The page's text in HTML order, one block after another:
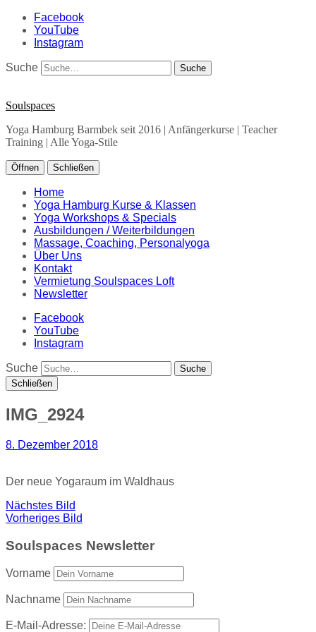
Facebook
YouTube
Instagram
Suche
Soulspaces
Yoga Hamburg Barmbek seit 2016 | Anfängerkurse | Teacher
Training | Alle Yoga-Stile
Öffnen Schließen
Home
Yoga Hamburg Kurse & Klassen
Yoga Workshops & Specials
Ausbildungen / Weiterbildungen
Massage, Coaching, Personalyoga
Über Uns
Kontakt
Vermietung Soulspaces Loft
Newsletter
Facebook
YouTube
Instagram
Suche
Schließen
IMG_2924
8. Dezember 2018
Der neue Yogaraum im Waldhaus
Nächstes Bild
Vorheriges Bild
Soulspaces Newsletter
Vorname
Nachname
E-Mail-Adresse: